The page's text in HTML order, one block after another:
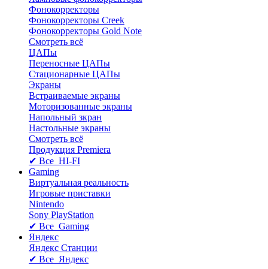
Фонокорректоры
Фонокорректоры Creek
Фонокорректоры Gold Note
Смотреть всё
ЦАПы
Переносные ЦАПы
Стационарные ЦАПы
Экраны
Встраиваемые экраны
Моторизованные экраны
Напольный зкран
Настольные экраны
Смотреть всё
Продукция Premiera
✔ Все HI-FI
Gaming
Виртуальная реальность
Игровые приставки
Nintendo
Sony PlayStation
✔ Все Gaming
Яндекс
Яндекс Станции
✔ Все Яндекс